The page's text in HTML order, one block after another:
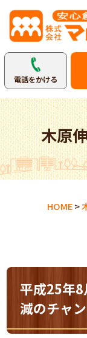
電話をかける
木原
HOME>
平成25
減のチャ